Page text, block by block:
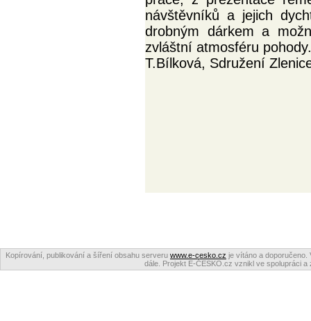
návštěvníků a jejich
drobným dárkem a
zvláštní atmosféru pohody.
T.Bílková, Sdružení
Kopírování, publikování a šíření obsahu serveru www.e-cesko.cz je vítáno a doporučeno.
dále. Projekt E-ČESKO.cz vznikl ve spolupráci